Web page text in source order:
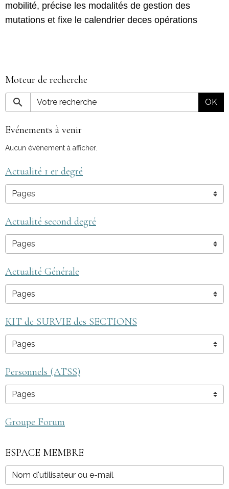
mobilité, précise les modalités de gestion des
mutations et fixe le calendrier deces opérations
Moteur de recherche
OK
Evénements à venir
Aucun évènement à afficher.
Actualité 1 er degré
Actualité second degré
Actualité Générale
KIT de SURVIE des SECTIONS
Personnels (ATSS)
Groupe Forum
ESPACE MEMBRE